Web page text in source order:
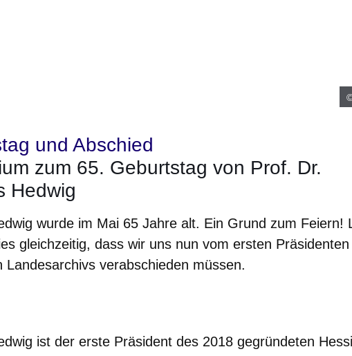
und Abschied
zum 65. Geburtstag von Prof. Dr.
Hedwig
wurde im Mai 65 Jahre alt. Ein Grund zum Feiern!
gleichzeitig, dass wir uns nun vom ersten
Landesarchivs verabschieden müssen.
ist der erste Präsident des 2018 gegründeten